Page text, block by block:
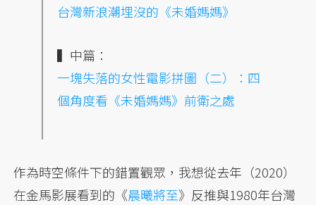
台灣新浪潮埋沒的《未婚媽媽》
▍中篇：
一塊失落的女性電影拼圖（二）：四
個角度看《未婚媽媽》前衛之處
作為時空條件下的錯置觀眾，我想從去年（2020）
在金馬影展看到的《晨曦將至》反推與1980年台灣